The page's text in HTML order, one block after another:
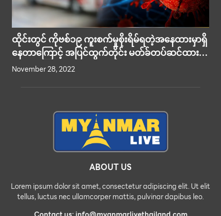
ထိုင်းတွင် ကိုဗစ်၁၉ ကူးစက်မှုစိုးရိမ်ရတဲ့အနေထားမှာရှိ
နေတာကြောင့် အပြင်ထွက်တိုင်း မတ်ခ်တပ်ဆင်ထား
ကြရန် ဆရာဝန်များအကြုံပြု
November 28, 2022
ABOUT US
Lorem ipsum dolor sit amet, consectetur adipiscing elit. Ut elit
tellus, luctus nec ullamcorper mattis, pulvinar dapibus leo.